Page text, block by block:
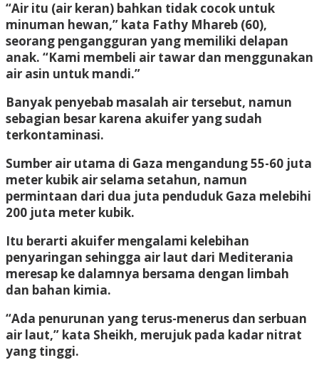
“Air itu (air keran) bahkan tidak cocok untuk
minuman hewan,” kata Fathy Mhareb (60),
seorang pengangguran yang memiliki delapan
anak. “Kami membeli air tawar dan menggunakan
air asin untuk mandi.”
Banyak penyebab masalah air tersebut, namun
sebagian besar karena akuifer yang sudah
terkontaminasi.
Sumber air utama di Gaza mengandung 55-60 juta
meter kubik air selama setahun, namun
permintaan dari dua juta penduduk Gaza melebihi
200 juta meter kubik.
Itu berarti akuifer mengalami kelebihan
penyaringan sehingga air laut dari Mediterania
meresap ke dalamnya bersama dengan limbah
dan bahan kimia.
“Ada penurunan yang terus-menerus dan serbuan
air laut,” kata Sheikh, merujuk pada kadar nitrat
yang tinggi.